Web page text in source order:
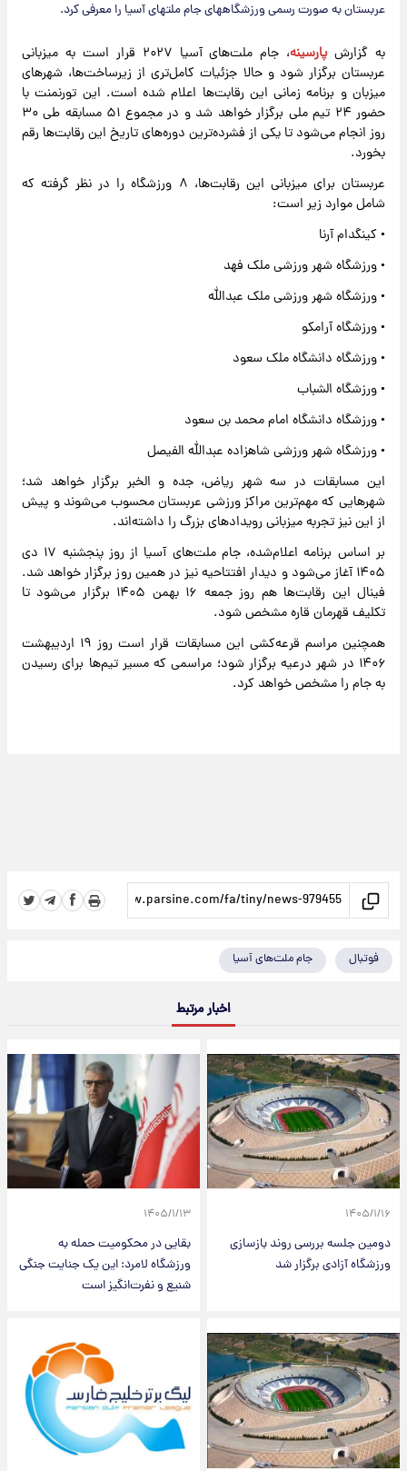
عربستان به صورت رسمی ورزشگاههای جام ملتهای آسیا را معرفی کرد.
به گزارشپارسینه
، جام ملت‌های آسیا ۲۰۲۷ قرار است به میزبانی
عربستان برگزار شود و حالا جزئیات کامل‌تری از زیرساخت‌ها، شهرهای
میزبان و برنامه زمانی این رقابت‌ها اعلام شده است. این تورنمنت با
حضور ۲۴ تیم ملی برگزار خواهد شد و در مجموع ۵۱ مسابقه طی ۳۰
روز انجام می‌شود تا یکی از فشرده‌ترین دوره‌های تاریخ این رقابت‌ها رقم
بخورد.
عربستان برای میزبانی این رقابت‌ها، ۸ ورزشگاه را در نظر گرفته که
شامل موارد زیر است:
• کینگدام آرنا
• ورزشگاه شهر ورزشی ملک فهد
• ورزشگاه شهر ورزشی ملک عبدالله
• ورزشگاه آرامکو
• ورزشگاه دانشگاه ملک سعود
• ورزشگاه الشباب
• ورزشگاه دانشگاه امام محمد بن سعود
• ورزشگاه شهر ورزشی شاهزاده عبدالله الفیصل
این مسابقات در سه شهر ریاض، جده و الخبر برگزار خواهد شد؛
شهرهایی که مهم‌ترین مراکز ورزشی عربستان محسوب می‌شوند و پیش
از این نیز تجربه میزبانی رویدادهای بزرگ را داشته‌اند.
بر اساس برنامه اعلام‌شده، جام ملت‌های آسیا از روز پنجشنبه ۱۷ دی
۱۴۰۵ آغاز می‌شود و دیدار افتتاحیه نیز در همین روز برگزار خواهد شد.
فینال این رقابت‌ها هم روز جمعه ۱۶ بهمن ۱۴۰۵ برگزار می‌شود تا
تکلیف قهرمان قاره مشخص شود.
همچنین مراسم قرعه‌کشی این مسابقات قرار است روز ۱۹ اردیبهشت
۱۴۰۶ در شهر درعیه برگزار شود؛ مراسمی که مسیر تیم‌ها برای رسیدن
به جام را مشخص خواهد کرد.
فوتبال جام ملت‌های آسیا
اخبار مرتبط
۱۴۰۵/۱/۱۶
دومین جلسه بررسی روند بازسازی
ورزشگاه آزادی برگزار شد
۱۴۰۵/۱/۱۳
بقایی در محکومیت حمله به
ورزشگاه لامرد: این یک جنایت جنگی
شنیع و نفرت‌انگیز است